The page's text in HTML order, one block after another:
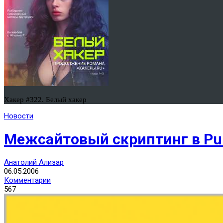
Хакер #322. Белый хакер
Новости
Межсайтовый скриптинг в
Анатолий Ализар
06.05.2006
Комментарии
567